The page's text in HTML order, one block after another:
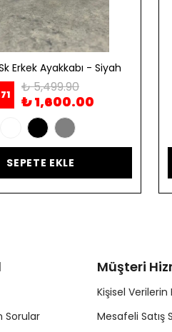
Erkek Ayakkabı - Siyah
71 ₺ 5,499.90
₺ 1,600.00
SEPETE EKLE
Sorular
Müşteri
Kişisel Verilerin
Mesafeli Satış